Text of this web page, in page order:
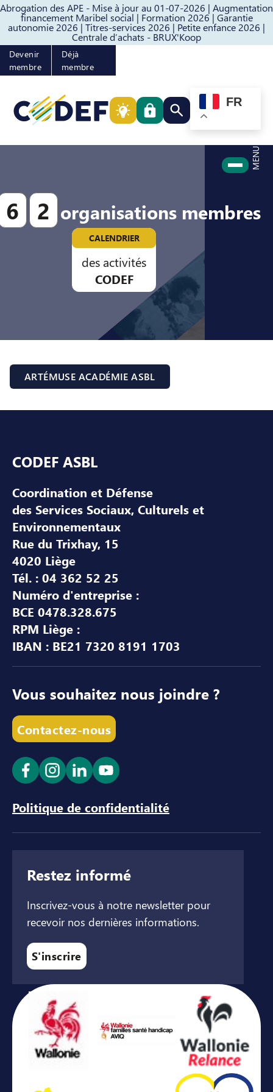
Abrogation des APE - Mise à jour au 01-07-2026 | Augmentation
financement Maribel social | Formation 2026 | Garantie
autonomie 2026 | Titres-services 2026 | Petite enfance 2026 |
Centrale d’achats - BRUX'Koop
Passer au contenuPasser au pied de page
Devenir
membre
Déjà
membre
Rechercher quelque
FR
MENU
6 2 organisations membres
CALENDRIER
des activités
CODEF
ARTÉMUSE ACADÉMIE ASBL
CODEF ASBL
Coordination et Défense
des Services Sociaux, Culturels et
Environnementaux
Rue du Trixhay, 15
4020 Liège
Tél. : 04 362 52 25
Numéro d'entreprise :
BCE 0478.328.675
RPM Liège :
IBAN : BE21 7320 8191 1703
Vous souhaitez nous joindre ?
Contactez-nous
Ouvrir le lien dans un nouvel onglet
Ouvrir le lien dans un nouvel onglet
Ouvrir le lien dans un nouvel
Ouvrir le lien dans un
Politique de confidentialité
Restez informé
Inscrivez-vous à notre newsletter pour
recevoir nos dernières informations.
S'inscrire
Avec le soutien de ...